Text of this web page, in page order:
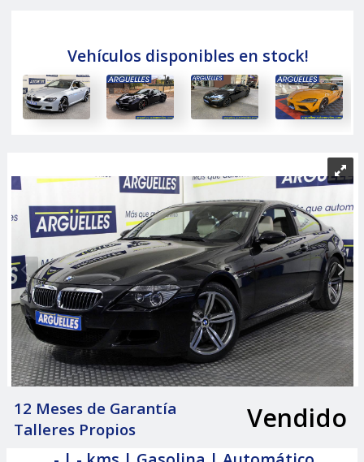
Vehículos disponibles en stock!
12 Meses de Garantía
Talleres Propios
Vendido